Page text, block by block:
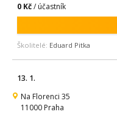
0 Kč/ účastník
Školitelé: Eduard Pitka
13. 1.
Na Florenci 35
11000 Praha